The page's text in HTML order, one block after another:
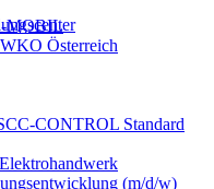
MOBIL
Österreich
CONTROL Standard
(m/d/w)